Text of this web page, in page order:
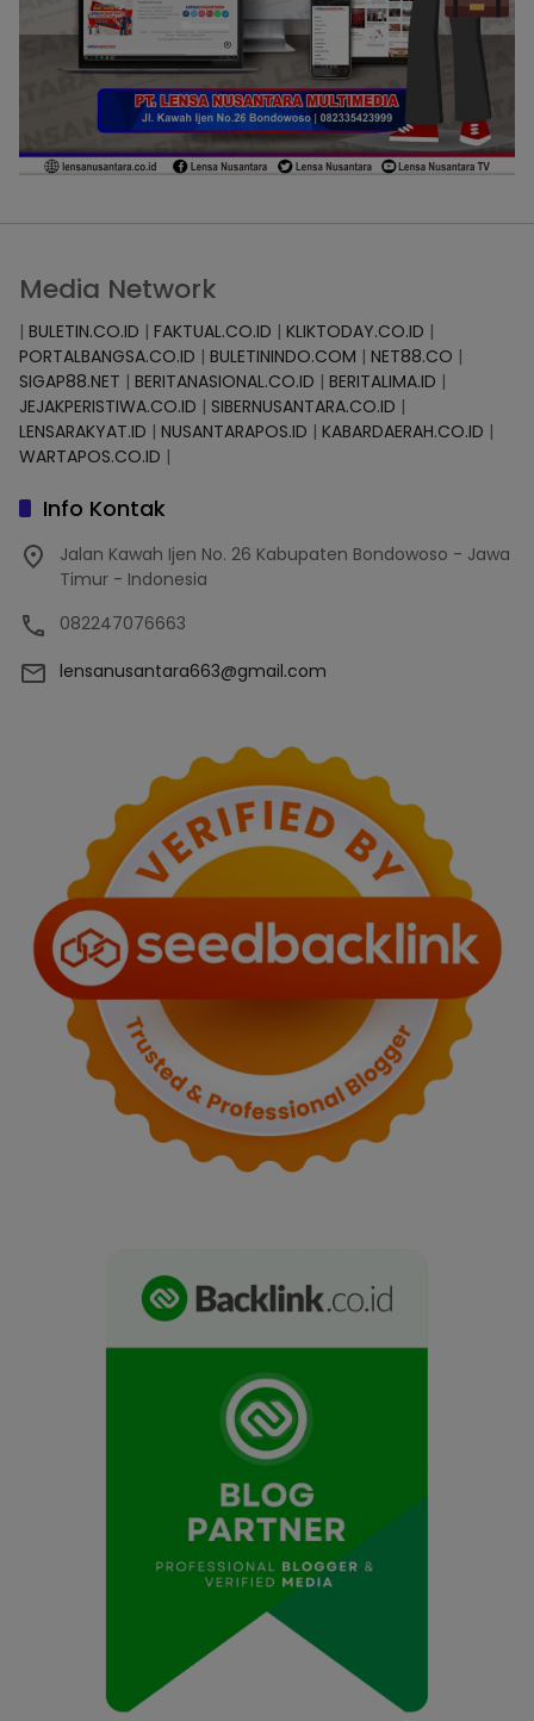
Media Network
| BULETIN.CO.ID | FAKTUAL.CO.ID | KLIKTODAY.CO.ID |
PORTALBANGSA.CO.ID | BULETININDO.COM | NET88.CO |
SIGAP88.NET | BERITANASIONAL.CO.ID | BERITALIMA.ID |
JEJAKPERISTIWA.CO.ID | SIBERNUSANTARA.CO.ID |
LENSARAKYAT.ID | NUSANTARAPOS.ID | KABARDAERAH.CO.ID |
WARTAPOS.CO.ID |
Info Kontak
Jalan Kawah Ijen No. 26 Kabupaten Bondowoso - Jawa
Timur - Indonesia
082247076663
lensanusantara663@gmail.com